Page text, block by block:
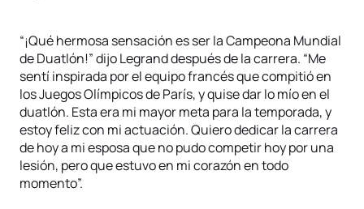
“¡Qué hermosa sensación es ser la Campeona Mundial
de Duatlón!” dijo Legrand después de la carrera. “Me
sentí inspirada por el equipo francés que compitió en
los Juegos Olímpicos de París, y quise dar lo mío en el
duatlón. Esta era mi mayor meta para la temporada, y
estoy feliz con mi actuación. Quiero dedicar la carrera
de hoy a mi esposa que no pudo competir hoy por una
lesión, pero que estuvo en mi corazón en todo
momento”.